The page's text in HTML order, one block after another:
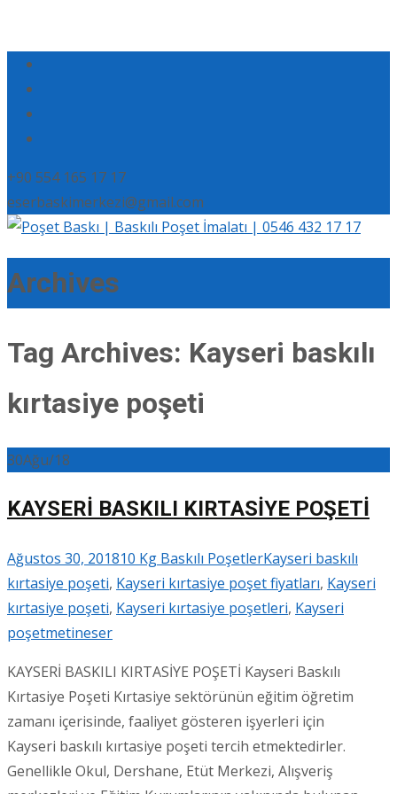
+90 554 165 17 17
eserbaskimerkezi@gmail.com
Archives
Tag Archives: Kayseri baskılı
kırtasiye poşeti
30Ağu/18
KAYSERİ BASKILI KIRTASİYE POŞETİ
Ağustos 30, 201810 Kg Baskılı PoşetlerKayseri baskılı
kırtasiye poşeti, Kayseri kırtasiye poşet fiyatları, Kayseri
kırtasiye poşeti, Kayseri kırtasiye poşetleri, Kayseri
poşetmetineser
KAYSERİ BASKILI KIRTASİYE POŞETİ Kayseri Baskılı
Kırtasiye Poşeti Kırtasiye sektörünün eğitim öğretim
zamanı içerisinde, faaliyet gösteren işyerleri için
Kayseri baskılı kırtasiye poşeti tercih etmektedirler.
Genellikle Okul, Dershane, Etüt Merkezi, Alışveriş